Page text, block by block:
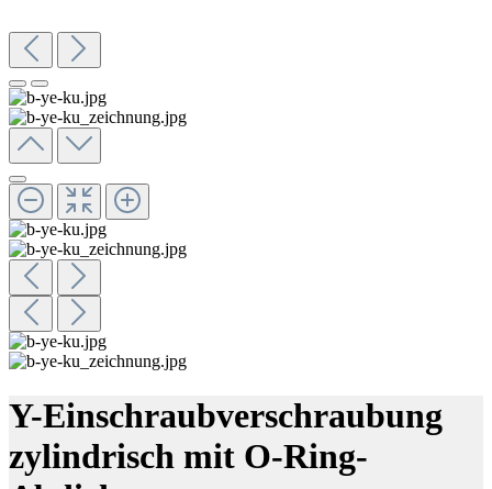
Y-Einschraubverschraubung
zylindrisch mit O-Ring-